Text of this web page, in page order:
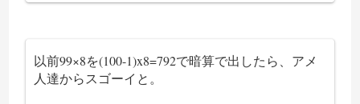
以前99×8を(100-1)x8=792で暗算で出したら、アメ
人達からスゴーイと。